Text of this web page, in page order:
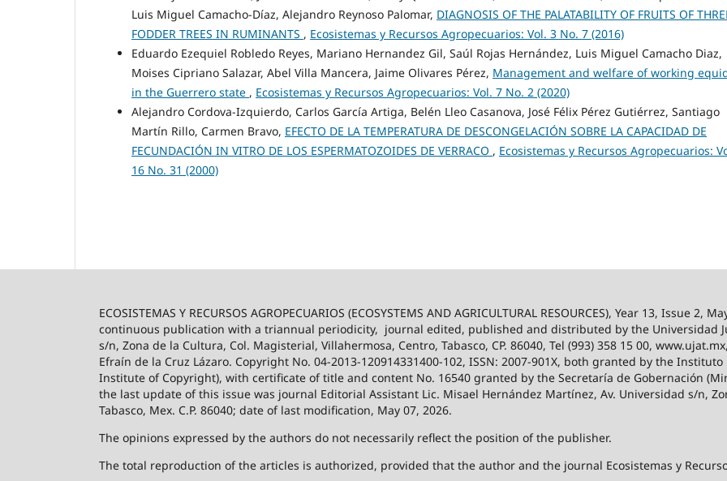
Luis Miguel Camacho-Díaz, Alejandro Reynoso Palomar, DIAGNOSIS OF THE PALATABILITY OF FRUITS OF
FODDER TREES IN RUMINANTS , Ecosistemas y Recursos Agropecuarios: Vol. 3 No. 7 (2016)
Eduardo Ezequiel Robledo Reyes, Mariano Hernandez Gil, Saúl Rojas Hernández, Luis Miguel Camacho Diaz,
Moises Cipriano Salazar, Abel Villa Mancera, Jaime Olivares Pérez, Management and welfare of working
in the Guerrero state , Ecosistemas y Recursos Agropecuarios: Vol. 7 No. 2 (2020)
Alejandro Cordova-Izquierdo, Carlos García Artiga, Belén Lleo Casanova, José Félix Pérez Gutiérrez, Santiago
Martín Rillo, Carmen Bravo, EFECTO DE LA TEMPERATURA DE DESCONGELACIÓN SOBRE LA CAPACIDAD DE
FECUNDACIÓN IN VITRO DE LOS ESPERMATOZOIDES DE VERRACO , Ecosistemas y Recursos Agropecuarios:
16 No. 31 (2000)
ECOSISTEMAS Y RECURSOS AGROPECUARIOS (ECOSYSTEMS AND AGRICULTURAL RESOURCES), Year 13, Issue 2,
continuous publication with a triannual periodicity, journal edited, published and distributed by the Universidad
s/n, Zona de la Cultura, Col. Magisterial, Villahermosa, Centro, Tabasco, CP. 86040, Tel (993) 358 15 00,
Efraín de la Cruz Lázaro. Copyright No. 04-2013-120914331400-102, ISSN: 2007-901X, both granted by the
Institute of Copyright), with certificate of title and content No. 16540 granted by the Secretaría de Gobernación
the last update of this issue was journal Editorial Assistant Lic. Misael Hernández Martínez, Av. Universidad s/n,
Tabasco, Mex. C.P. 86040; date of last modification, May 07, 2026.
The opinions expressed by the authors do not necessarily reflect the position of the publisher.
The total reproduction of the articles is authorized, provided that the author and the journal Ecosistemas y